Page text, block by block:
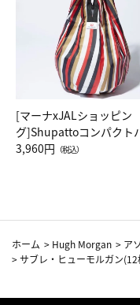
[マーナxJALショッピン
グ]Shupattoコンパクト
Drop JAL客室乗務員（LC
3,960円 （税込）
ホーム > Hugh Morgan > ア
>サブレ・ヒューモルガン(12